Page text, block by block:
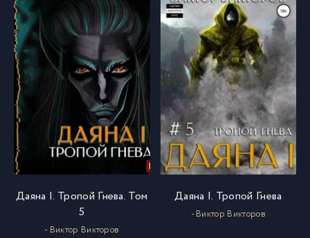
Даяна I. Тропой Гнева. Том
5
- Виктор Викторов
Даяна I. Тропой Гнева
- Виктор Викторов